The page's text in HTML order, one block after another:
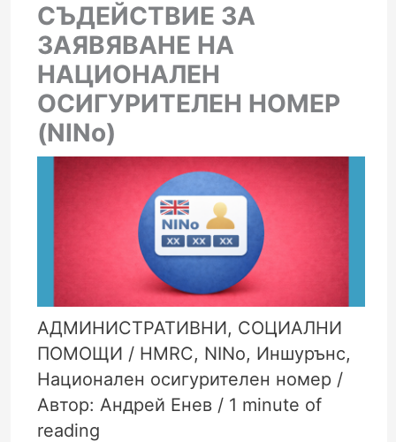
СЪДЕЙСТВИЕ ЗА
ЗАЯВЯВАНЕ НА
НАЦИОНАЛЕН
ОСИГУРИТЕЛЕН НОМЕР
(NINo)
АДМИНИСТРАТИВНИ, СОЦИАЛНИ
ПОМОЩИ / HMRC, NINo, Иншурънс,
Национален осигурителен номер /
Автор: Андрей Енев / 1 minute of
reading